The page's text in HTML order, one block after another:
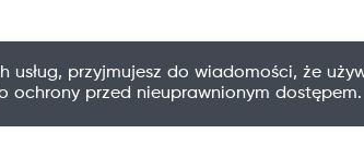
usług, przyjmujesz do wiadomości, że
ochrony przed nieuprawnionym dostępem.